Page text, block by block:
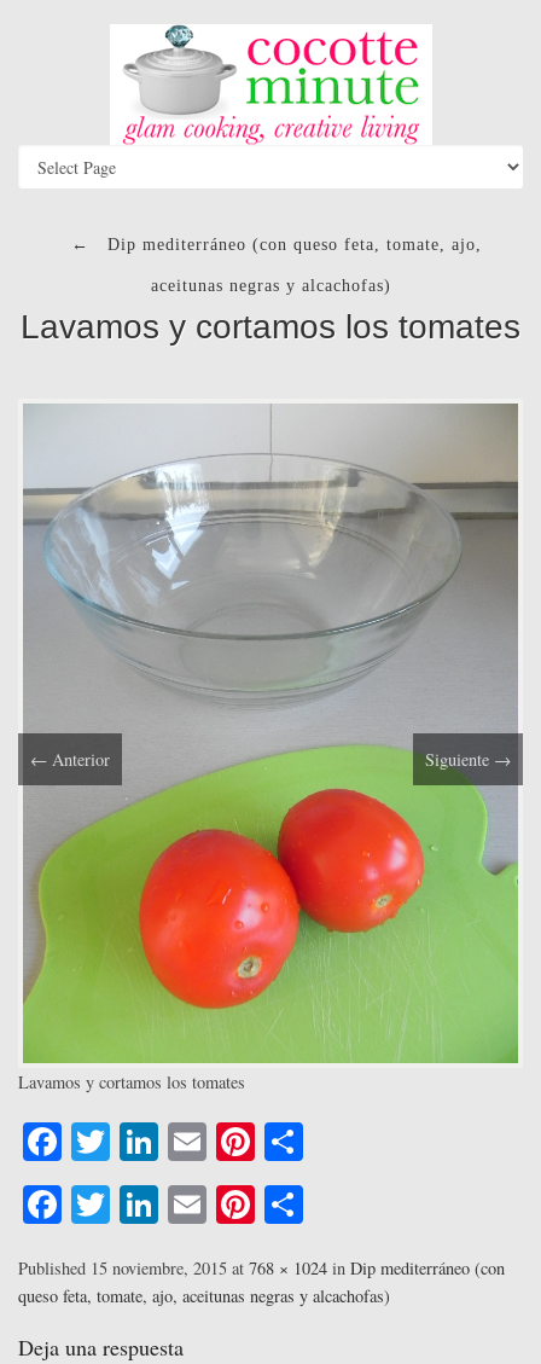
← Dip mediterráneo (con queso feta, tomate, ajo,
aceitunas negras y alcachofas)
Lavamos y cortamos los tomates
← Anterior Siguiente →
Lavamos y cortamos los tomates
Fa
ce
bo
ok
T
wi
tte
r
Li
nk
ed
In
E
m
ail
Pi
nt
er
es
t
pa
rti
Fa
bo
ok
T
tte
r
Li
ed
In
E
ail
Pi
er
es
m
pa
Published 15 noviembre, 2015 at 768 × 1024 in Dip mediterráneo (con
queso feta, tomate, ajo, aceitunas negras y alcachofas)
Deja una respuesta